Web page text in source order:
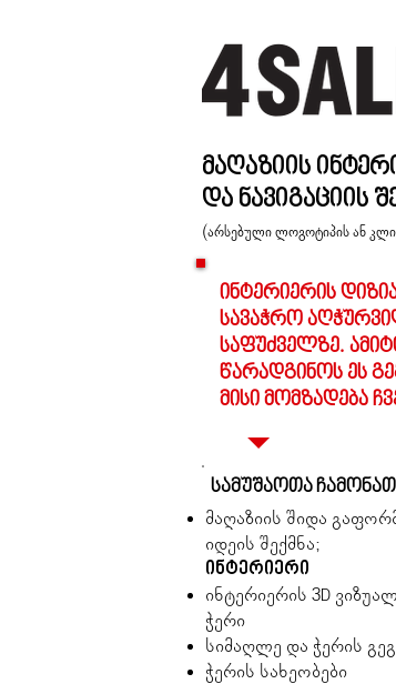
მაღაზიის
და ნავიგაციის
(არსებული ლოგოტიპის ან
ინტერიერის
სავაჭრო
საფუძველზე.
წარადგინოს ეს
მისი მომზადება
სამუშაოთა
მაღაზიის შიდა
იდეის შექმნა;
ინტერიერი
ინტერიერის 3D
ჭერი
სიმაღლე და ჭერის
ჭერის სახეობები